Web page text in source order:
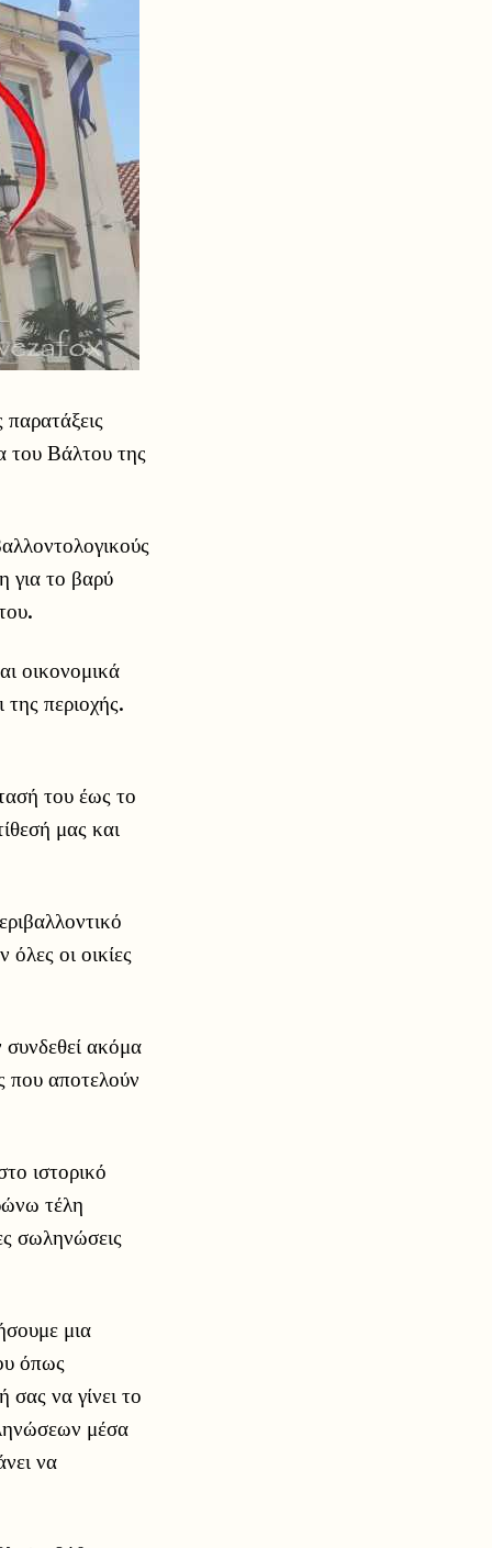
του Βάλτου της
για το βαρύ
οικονομικά
περιοχής.
του έως το
μας και
οι οικίες
ακόμα
που αποτελούν
ιστορικό
τέλη
σωληνώσεις
μια
όπως
να γίνει το
μέσα
να